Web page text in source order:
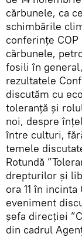
cărbunele, ca
schimbările
conferințe
cărbunele,
fosili în
rezultatele
discutăm cu
toleranță și
noi, despre
între culturi,
temele
Rotundă
drepturilor și
ora 11 în
eveniment
șefa direcției
din cadrul